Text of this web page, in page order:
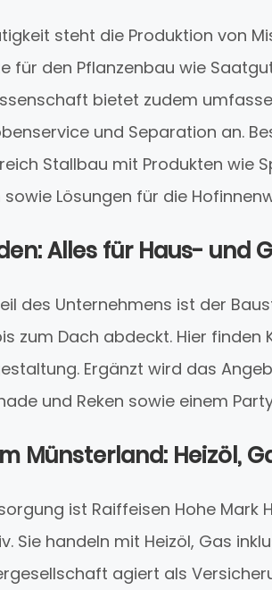
steht die Produktion von
für den Pflanzenbau wie
bietet zudem
und Separation an.
Stallbau mit Produkten wie
Lösungen für die
Alles für Haus- und
des Unternehmens ist der
zum Dach abdeckt. Hier finden
Ergänzt wird das
und Reken sowie einem
Münsterland: Heizöl,
ist Raiffeisen Hohe Mark
Sie handeln mit Heizöl, Gas
agiert als